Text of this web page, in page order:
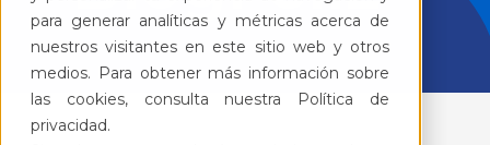
para generar analíticas y métricas acerca de
nuestros visitantes en este sitio web y otros
medios. Para obtener más información sobre
las cookies, consulta nuestra Política de
privacidad.